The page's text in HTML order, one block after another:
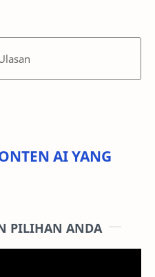
AI YANG
PILIHAN ANDA